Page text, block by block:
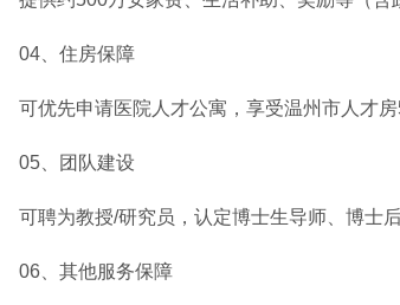
04、住房保障
可优先申请医院人才公寓，享受温州市人才
05、团队建设
可聘为教授/研究员，认定博士生导师、博士
06、其他服务保障